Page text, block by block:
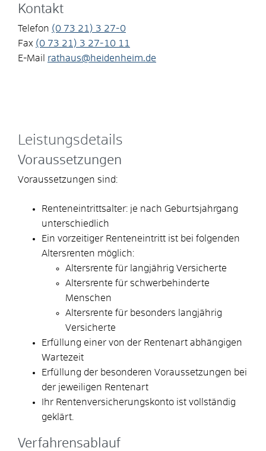
Kontakt
Telefon (0 73 21) 3 27-0
Fax (0 73 21) 3 27-10 11
E-Mail
rathaus@heidenheim.de
Leistungsdetails
Voraussetzungen
Voraussetzungen sind:
Renteneintrittsalter: je nach Geburtsjahrgang
unterschiedlich
Ein vorzeitiger Renteneintritt ist bei folgenden
Altersrenten möglich:
Altersrente für langjährig Versicherte
Altersrente für schwerbehinderte
Menschen
Altersrente für besonders langjährig
Versicherte
Erfüllung einer von der Rentenart abhängigen
Wartezeit
Erfüllung der besonderen Voraussetzungen bei
der jeweiligen Rentenart
Ihr Rentenversicherungskonto ist vollständig
geklärt.
Verfahrensablauf